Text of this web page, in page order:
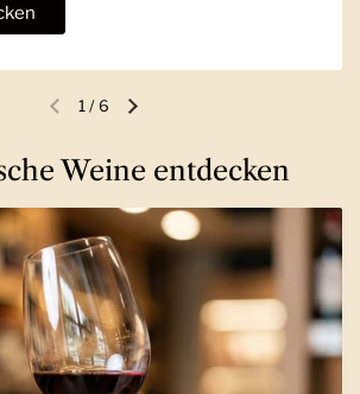
Vorherige FolieNächste Folie
1 /6
Weine entdecken